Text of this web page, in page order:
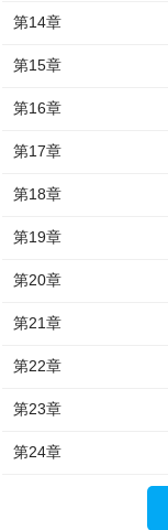
第14章
第15章
第16章
第17章
第18章
第19章
第20章
第21章
第22章
第23章
第24章